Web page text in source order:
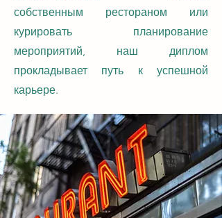
собственным рестораном или
курировать планирование
мероприятий, наш диплом
прокладывает путь к успешной
карьере.